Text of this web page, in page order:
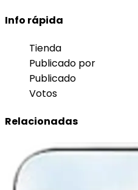
Info rápida
Tienda
Publicado por
Publicado
Votos
Relacionadas